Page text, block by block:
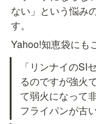
ない」という悩み
す。
Yahoo!知恵袋にも
「リンナイのSI
るのですが強火
て弱火になって
フライパンが古